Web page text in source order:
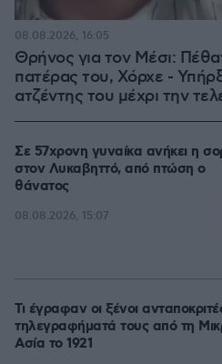
Θρήνος για τον Μέσι:
πατέρας του, Χόρχε -
ατζέντης του μέχρι την
08.08.2026, 16:05
Σε 57χρονη γυναίκα ανήκει η
στον Λυκαβηττό, από πτώση ο
θάνατος
08.08.2026, 15:07
Τι έγραφαν οι ξένοι
τηλεγραφήματά τους από τη
Ασία το 1921